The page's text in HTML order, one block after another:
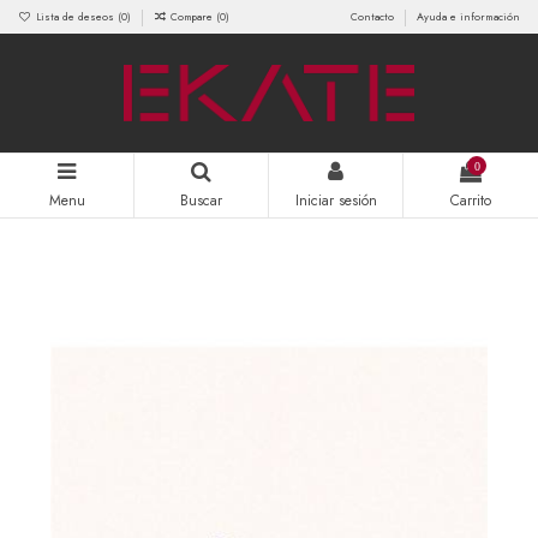
Lista de deseos (0) Compare (0) Contacto Ayuda e información
Menu Buscar Iniciar sesión
0
Carrito